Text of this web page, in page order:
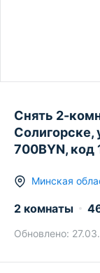
Снять 2-
Солигорске,
700BYN, код
Минская
2 комнаты
Обновлено: